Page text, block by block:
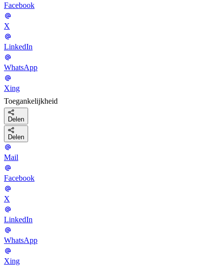
Facebook
X
LinkedIn
WhatsApp
Xing
Toegankelijkheid
Delen
Delen
Mail
Facebook
X
LinkedIn
WhatsApp
Xing